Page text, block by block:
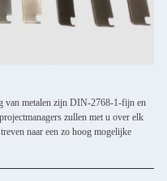
van metalen zijn DIN-2768-1-fijn en
zullen met u over elk
naar een zo hoog mogelijke